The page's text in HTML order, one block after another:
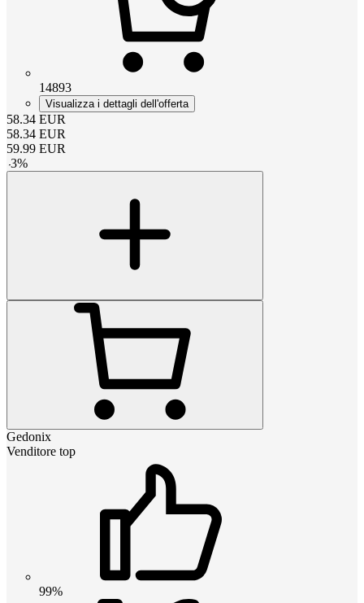
14893
Visualizza i dettagli dell'offerta
58.34 EUR
58.34 EUR
59.99 EUR
-3%
Gedonix
Venditore top
99%